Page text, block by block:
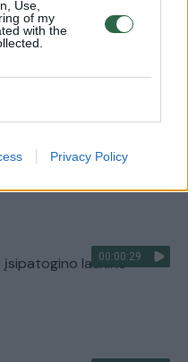
Use,
of my
with the
Privacy Policy
00:00:30
nusprendusi meška:
meška: patraukė
00:00:29
įsipatogino laukinė